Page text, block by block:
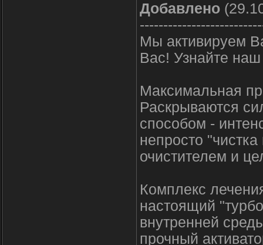
Добавлено
Мы активируем
Вас! Узнайте
Максимальная
Раскрываются
способом -
непросто
очистителем и
Комплекс
настоящий
внутренней
прочный